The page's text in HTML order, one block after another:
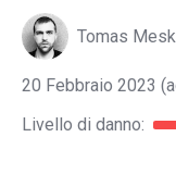
Tomas
20 Febbraio 2023
Livello di danno: